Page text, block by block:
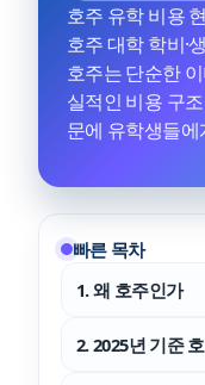
호주 유학 비용
호주 대학 학비·
호주는 단순한
실적인 비용 구
문에 유학생들
빠른 목차
1. 왜 호주인가
2. 2025년 기준